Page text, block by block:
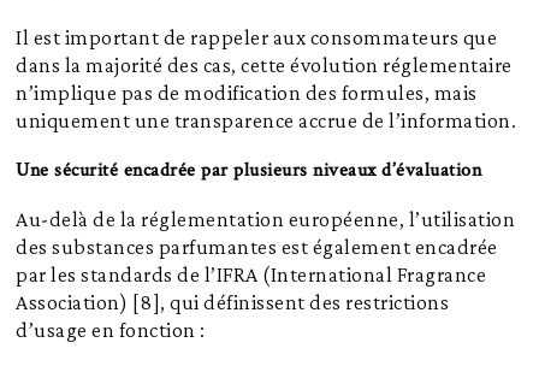
Il est important de rappeler aux consommateurs que
dans la majorité des cas, cette évolution réglementaire
n’implique pas de modification des formules, mais
uniquement une transparence accrue de l’information.
Une sécurité encadrée par plusieurs niveaux d’évaluation
Au-delà de la réglementation européenne, l’utilisation
des substances parfumantes est également encadrée
par les standards de l’IFRA (International Fragrance
Association) [8], qui définissent des restrictions
d’usage en fonction :